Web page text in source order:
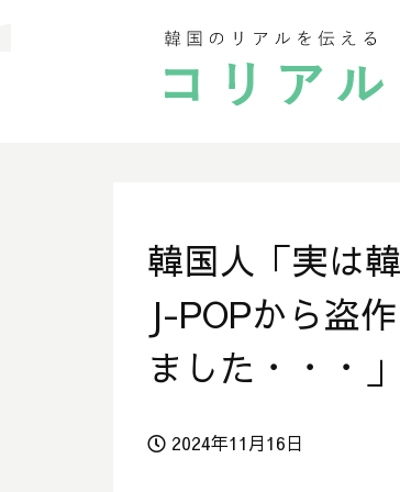
韓国人「実は
J-POPから盗
ました・・・」
2024年11月16日